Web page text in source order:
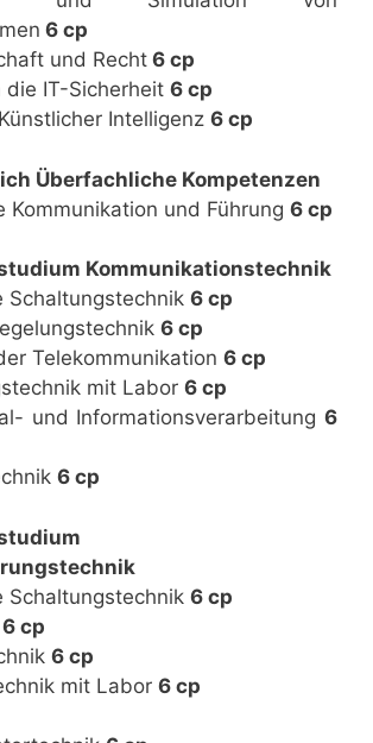
6 cp
und Recht 6 cp
die IT-Sicherheit 6 cp
Intelligenz 6 cp
Überfachliche Kompetenzen
Kommunikation und Führung 6 cp
Kommunikationstechnik
Schaltungstechnik 6 cp
6 cp
Telekommunikation 6 cp
mit Labor 6 cp
und Informationsverarbeitung 6
6 cp
Schaltungstechnik 6 cp
6 cp
6 cp
mit Labor 6 cp